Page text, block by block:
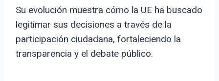
Su evolución muestra cómo la UE ha buscado
legitimar sus decisiones a través de la
participación ciudadana, fortaleciendo la
transparencia y el debate público.